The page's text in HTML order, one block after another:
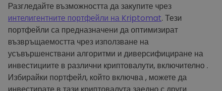
Разгледайте възможността да закупите чрез
интелигентните портфейли на Kriptomat. Тези
портфейли са предназначени да оптимизират
възвръщаемостта чрез използване на
усъвършенствани алгоритми и диверсифициране на
инвестициите в различни криптовалути, включително .
Избирайки портфейл, който включва , можете да